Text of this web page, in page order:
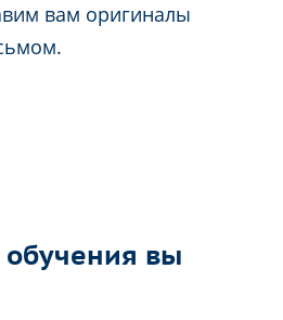
вам оригиналы
вы